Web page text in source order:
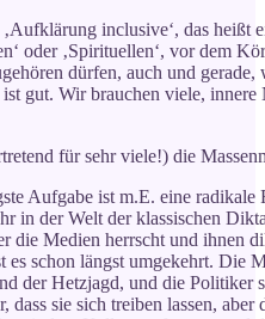
‚Aufklärung inclusive‘, das
oder ‚Spirituellen‘, vor dem
dürfen, auch und
gut. Wir brauchen viele,
für sehr viele!) die
Aufgabe ist m.E. eine radikale
in der Welt der klassischen
die Medien herrscht und ihnen
es schon längst umgekehrt. Die
der Hetzjagd, und die Politiker
sie sich treiben lassen,